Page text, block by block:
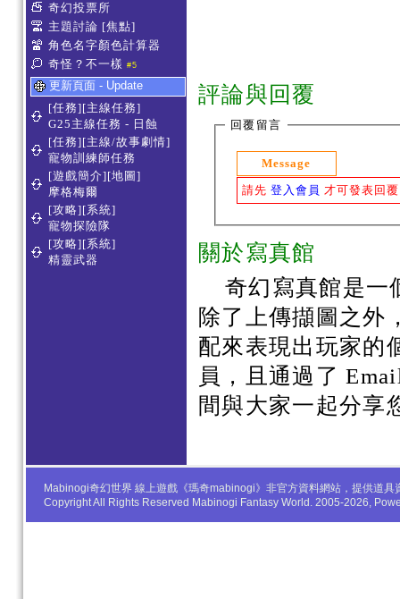
奇幻投票所
主題討論 [焦點]
角色名字顏色計算器
奇怪？不一樣 #5
更新頁面 - Update
[任務][主線任務]
G25主線任務 - 日蝕
[任務][主線/故事劇情]
寵物訓練師任務
[遊戲簡介][地圖]
摩格梅爾
[攻略][系統]
寵物探險隊
[攻略][系統]
精靈武器
評論與回覆
回覆留言
Message
請先 登入會員 才可發表回
關於寫真館
奇幻寫真館是一
除了上傳擷圖之外
配來表現出玩家的
員，且通過了
間與大家一起分享
Mabinogi奇幻世界 線上遊戲《瑪奇mabinogi》非官方資料網站，提供道
Copyright All Rights Reserved Mabinogi Fantasy World. 2005-2026,